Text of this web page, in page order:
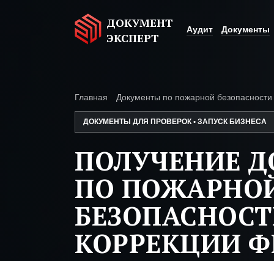
ДОКУМЕНТ
ЭКСПЕРТ
Аудит Документы
Главная Документы по пожарной безопасности
ДОКУМЕНТЫ ДЛЯ ПРОВЕРОК • ЗАПУСК БИЗНЕСА
ПОЛУЧЕНИЕ
ПО
КОРРЕКЦИИ